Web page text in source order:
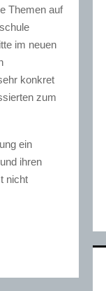
Themen auf
im neuen
konkret
zum
ein
ihren
nicht